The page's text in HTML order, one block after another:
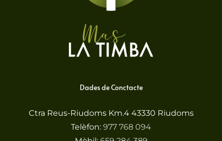
Dades de Conctacte
Ctra Reus-Riudoms Km.4 43330 Riudoms
Telèfon: 977 768 094